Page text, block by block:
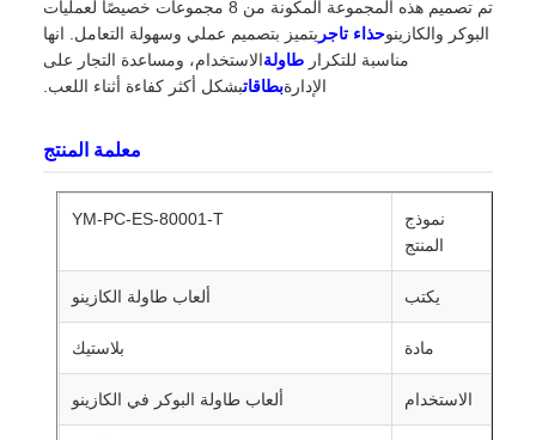
تم تصميم هذه المجموعة المكونة من 8 مجموعات خصيصًا لعمليات
البوكر والكازينوحذاء تاجر يتميز بتصميم عملي وسهولة التعامل. انها
مناسبة للتكرار طاولةالاستخدام، ومساعدة التجار على
الإدارةبطاقاتبشكل أكثر كفاءة أثناء اللعب.
معلمة المنتج
نموذج
المنتج
YM-PC-ES-80001-T
يكتب ألعاب طاولة الكازينو
مادة بلاستيك
الاستخدام ألعاب طاولة البوكر في الكازينو